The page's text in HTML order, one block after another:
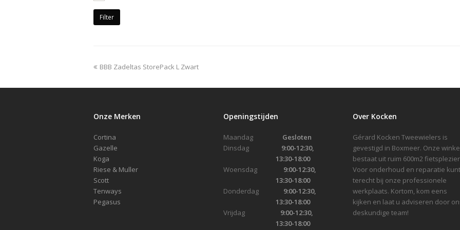
Filter
previous
BBB Zadeltas StorePack L Zwart
Onze Merken
Cortina
Gazelle
Koga
Riese & Muller
Scott
Tenways
Pegasus
Openingstijden
Maandag Gesloten
Dinsdag 9:00-12:30,
13:30-18:00
Woensdag
9:00-12:30,
13:30-18:00
Donderdag 9:00-12:30,
13:30-18:00
Vrijdag 9:00-12:30,
13:30-18:00
Over Kocken
Gérard Kocken Tweewielers is
gevestigd in Boxmeer. Onze
bestaat uit ruim 600m2
Voor onderhoud en reparatie
terecht bij onze professionele
werkplaats. Kortom, kom eens
kijken en laat u adviseren door
deskundige team!